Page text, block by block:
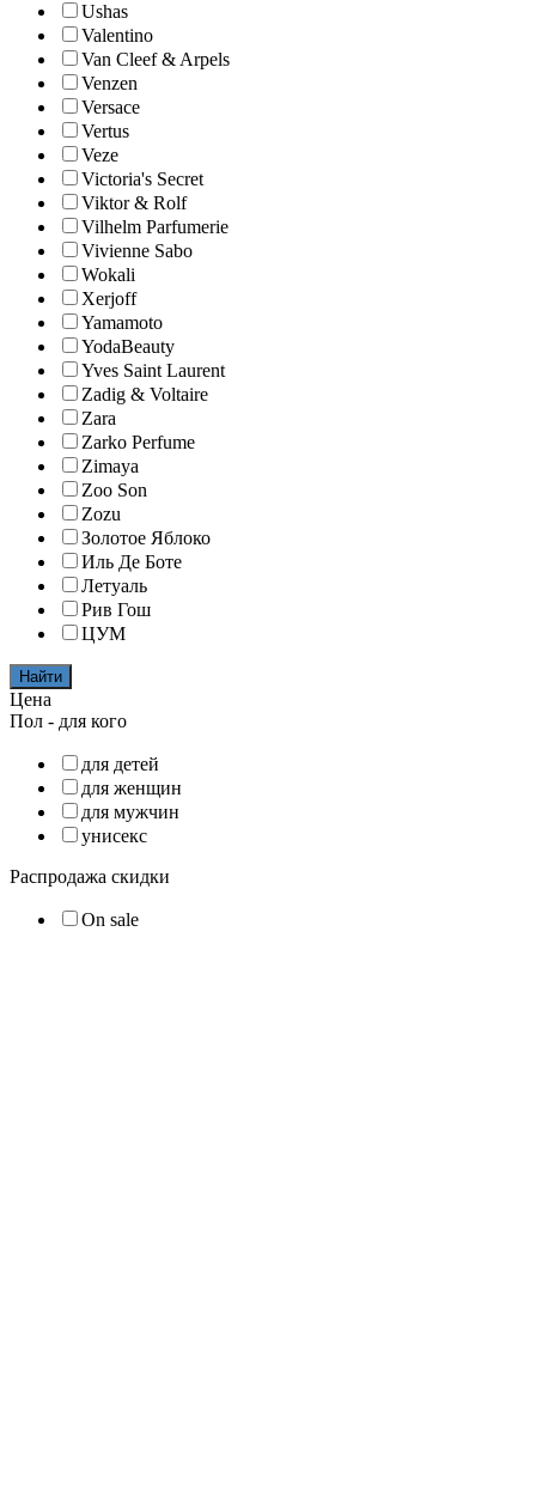
Ushas
Valentino
Van Cleef & Arpels
Venzen
Versace
Vertus
Veze
Victoria's Secret
Viktor & Rolf
Vilhelm Parfumerie
Vivienne Sabo
Wokali
Xerjoff
Yamamoto
YodaBeauty
Yves Saint Laurent
Zadig & Voltaire
Zara
Zarko Perfume
Zimaya
Zoo Son
Zozu
Золотое Яблоко
Иль Де Боте
Летуаль
Рив Гош
ЦУМ
Найти
Цена
Пол - для кого
для детей
для женщин
для мужчин
унисекс
Распродажа скидки
On sale